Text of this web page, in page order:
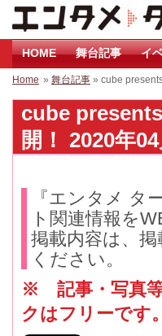
HOME 舞台記事 イ
Home » 舞台記事 » cube
cube
開！ 2020年04
『エンタメ タ
ト関連情報を
掲載内容は、
ください。
※ 記事・写真等
クはフリーです。